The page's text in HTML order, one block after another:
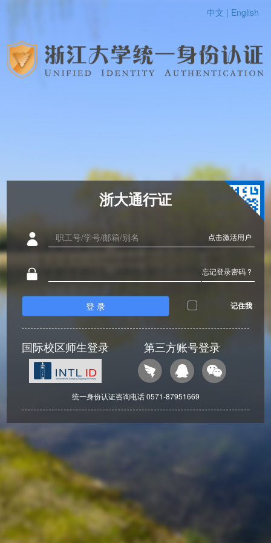
中文 | English
浙大通行证
点击激活用户
忘记登录密码 ?
登 录 记住我
国际校区师生登录 第三方账号登录
统一身份认证咨询电话 0571-87951669